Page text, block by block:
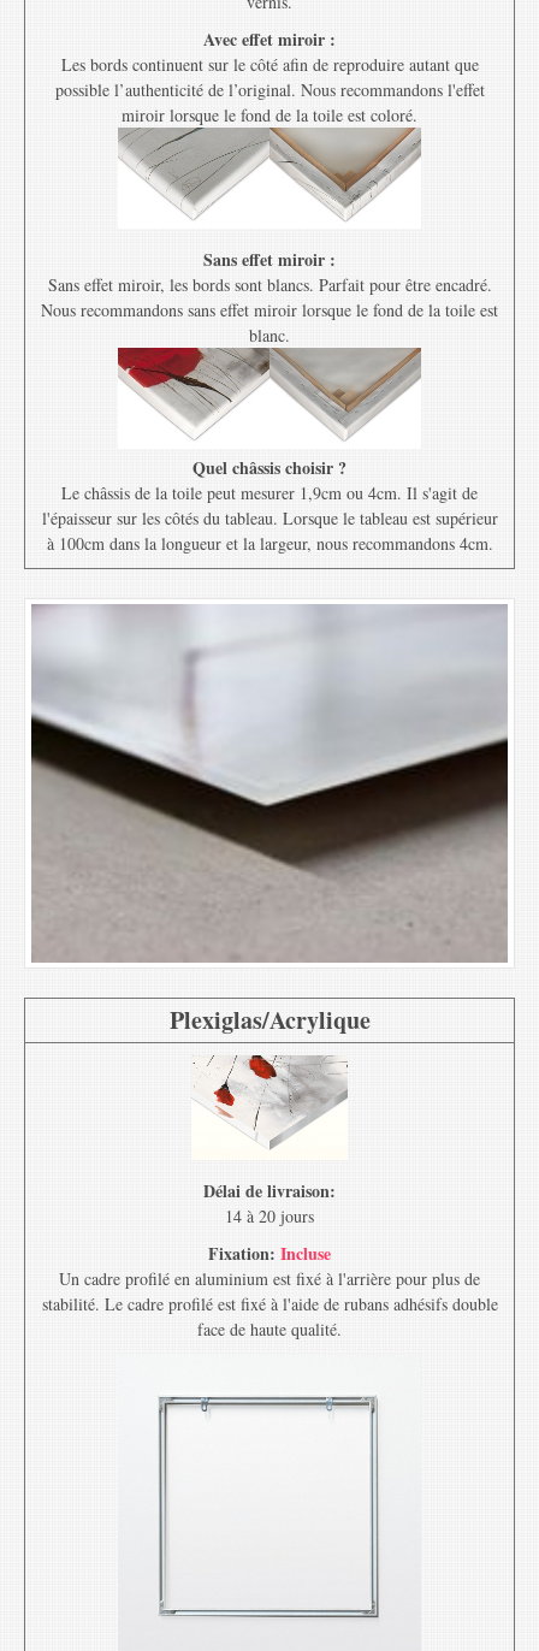
Avec effet miroir :
Les bords continuent sur le côté afin de reproduire autant que
possible l’authenticité de l’original. Nous recommandons l'effet
miroir lorsque le fond de la toile est coloré.
Sans effet miroir :
Sans effet miroir, les bords sont blancs. Parfait pour être encadré.
Nous recommandons sans effet miroir lorsque le fond de la toile est
blanc.
Quel châssis choisir ?
Le châssis de la toile peut mesurer 1,9cm ou 4cm. Il s'agit de
l'épaisseur sur les côtés du tableau. Lorsque le tableau est supérieur
à 100cm dans la longueur et la largeur, nous recommandons 4cm.
Plexiglas/Acrylique
Délai de livraison:
14 à 20 jours
Fixation: Incluse
Un cadre profilé en aluminium est fixé à l'arrière pour plus de
stabilité. Le cadre profilé est fixé à l'aide de rubans adhésifs double
face de haute qualité.